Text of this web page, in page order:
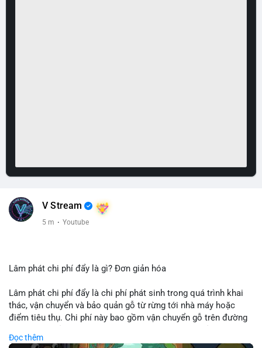
V Stream
5 m · Youtube
Lâm phát chi phí đẩy là gì? Đơn giản hóa
Lâm phát chi phí đẩy là chi phí phát sinh trong quá trình khai
thác, vận chuyển và bảo quản gỗ từ rừng tới nhà máy hoặc
điểm tiêu thụ. Chi phí này bao gồm vận chuyển gỗ trên đường
điều kiện địa hình. Việc hiểu rõ chi phí đẩy giúp doanh nghiệp
Đọc thêm